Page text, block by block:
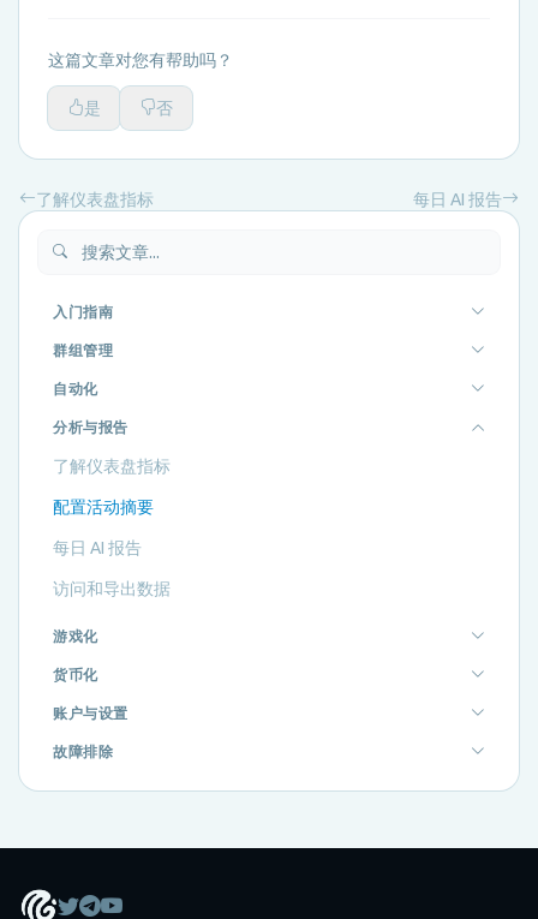
这篇文章对您有帮助吗？
是 否
了解仪表盘指标 每日 AI 报告
入门指南
群组管理
自动化
分析与报告
了解仪表盘指标
配置活动摘要
每日 AI 报告
访问和导出数据
游戏化
货币化
账户与设置
故障排除